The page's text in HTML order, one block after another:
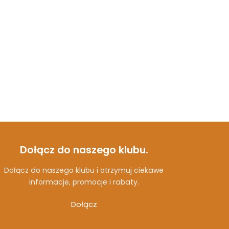
Dołącz do naszego klubu.
Dołącz do naszego klubu i otrzymuj ciekawe
informacje, promocje i rabaty.
Dołącz